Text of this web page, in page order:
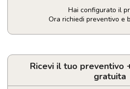
Hai configurato il
Ora richiedi preventivo e
Zaino
per
portatileRicevi il tuo preventivo
gratuita